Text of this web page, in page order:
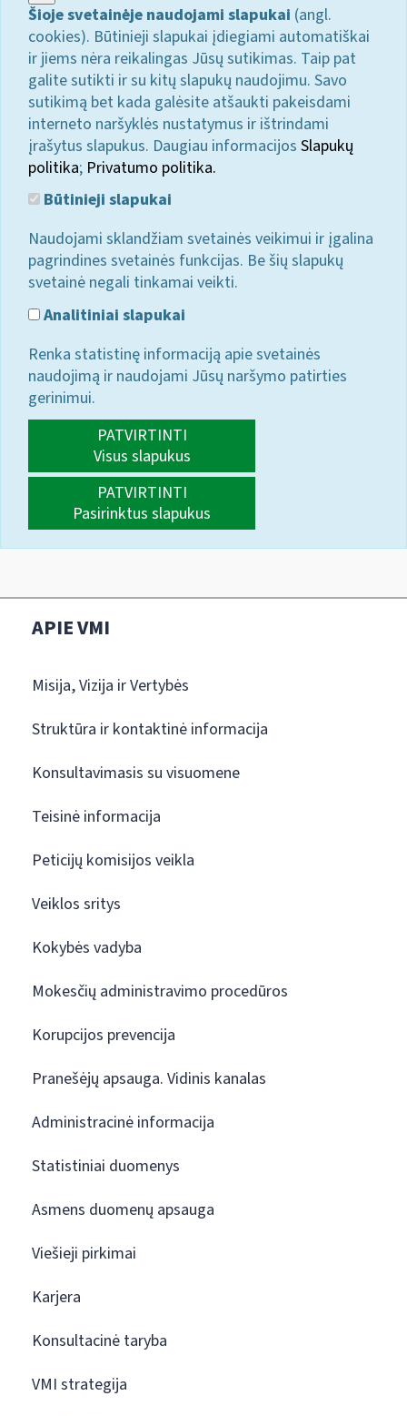
Šioje svetainėje naudojami slapukai (angl.
cookies). Būtinieji slapukai įdiegiami automatiškai
ir jiems nėra reikalingas Jūsų sutikimas. Taip pat
galite sutikti ir su kitų slapukų naudojimu. Savo
sutikimą bet kada galėsite atšaukti pakeisdami
interneto naršyklės nustatymus ir ištrindami
įrašytus slapukus. Daugiau informacijos Slapukų
politika; Privatumo politika.
Būtinieji slapukai
Naudojami sklandžiam svetainės veikimui ir įgalina
pagrindines svetainės funkcijas. Be šių slapukų
svetainė negali tinkamai veikti.
Analitiniai slapukai
Renka statistinę informaciją apie svetainės
naudojimą ir naudojami Jūsų naršymo patirties
gerinimui.
PATVIRTINTI
Visus slapukus
PATVIRTINTI
Pasirinktus slapukus
APIE VMI
Misija, Vizija ir Vertybės
Struktūra ir kontaktinė informacija
Konsultavimasis su visuomene
Teisinė informacija
Peticijų komisijos veikla
Veiklos sritys
Kokybės vadyba
Mokesčių administravimo procedūros
Korupcijos prevencija
Pranešėjų apsauga. Vidinis kanalas
Administracinė informacija
Statistiniai duomenys
Asmens duomenų apsauga
Viešieji pirkimai
Karjera
Konsultacinė taryba
VMI strategija